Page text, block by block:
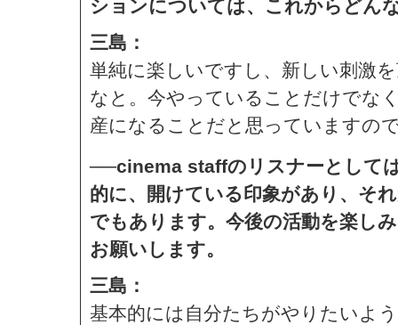
ションについては、これからどん
三島：
単純に楽しいですし、新しい刺激
なと。今やっていることだけでな
産になることだと思っていますの
──cinema staffのリスナーとして
的に、開けている印象があり、そ
でもあります。今後の活動を楽し
お願いします。
三島：
基本的には自分たちがやりたいよ